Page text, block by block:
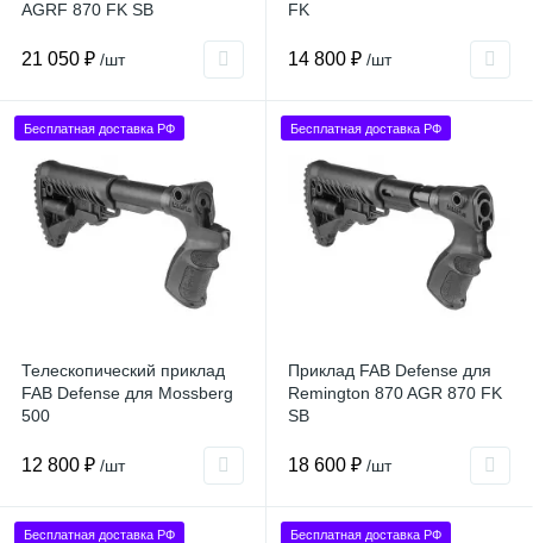
AGRF 870 FK SB
21 050 ₽ /шт
FK
14 800 ₽ /шт
Бесплатная доставка РФ
Телескопический приклад
FAB Defense для Mossberg
500
12 800 ₽ /шт
Бесплатная доставка РФ
Приклад FAB Defense для
Remington 870 AGR 870 FK
SB
18 600 ₽ /шт
Бесплатная доставка РФ Бесплатная доставка РФ